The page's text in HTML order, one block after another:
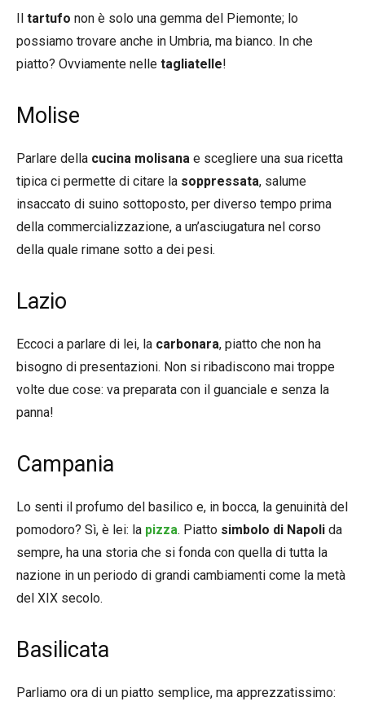
Il tartufo non è solo una gemma del Piemonte; lo
possiamo trovare anche in Umbria, ma bianco. In che
piatto? Ovviamente nelle tagliatelle!
Molise
Parlare della cucina molisana e scegliere una sua ricetta
tipica ci permette di citare la soppressata, salume
insaccato di suino sottoposto, per diverso tempo prima
della commercializzazione, a un’asciugatura nel corso
della quale rimane sotto a dei pesi.
Lazio
Eccoci a parlare di lei, la carbonara, piatto che non ha
bisogno di presentazioni. Non si ribadiscono mai troppe
volte due cose: va preparata con il guanciale e senza la
panna!
Campania
Lo senti il profumo del basilico e, in bocca, la genuinità del
pomodoro? Sì, è lei: la pizza. Piatto simbolo di Napoli da
sempre, ha una storia che si fonda con quella di tutta la
nazione in un periodo di grandi cambiamenti come la metà
del XIX secolo.
Basilicata
Parliamo ora di un piatto semplice, ma apprezzatissimo: